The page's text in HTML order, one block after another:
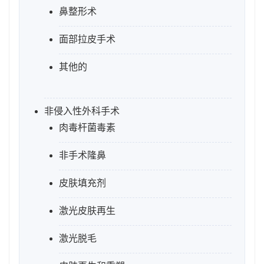
鼻整形术
面部拉皮手术
其他的
非侵入性外科手术
肉毒杆菌毒素
非手术隆鼻
皮肤填充剂
激光皮肤再生
激光脱毛